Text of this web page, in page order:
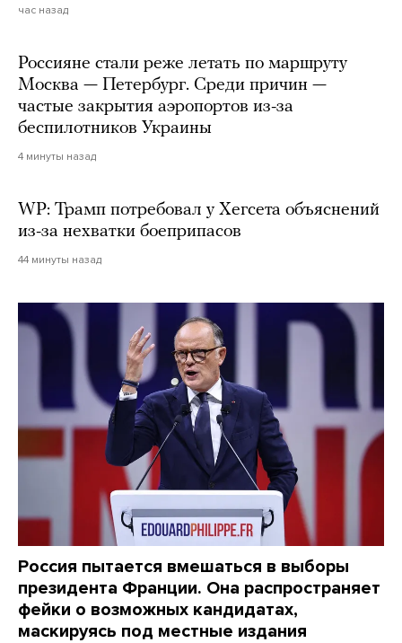
час назад
Россияне стали реже летать по маршруту
Москва — Петербург. Среди причин —
частые закрытия аэропортов из-за
беспилотников Украины
4 минуты назад
WP: Трамп потребовал у Хегсета объяснений
из-за нехватки боеприпасов
44 минуты назад
Россия пытается вмешаться в выборы
президента Франции. Она распространяет
фейки о возможных кандидатах,
маскируясь под местные издания